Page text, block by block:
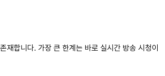
합니다. 가장 큰 한계는 바로 실시간 방송 시청이